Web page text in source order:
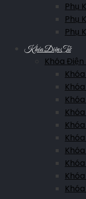
Phụ
Phụ
Phụ
Khóa Điện Tử
Khóa